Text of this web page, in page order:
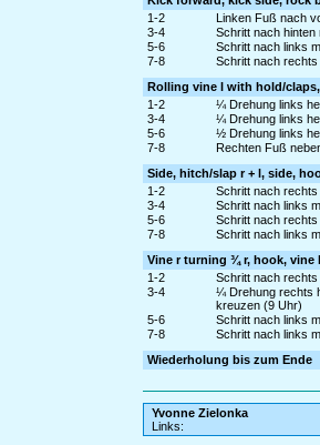
1-2
Linken Fuß nach
3-4
Schritt nach
5-6
Schritt nach links
7-8
Schritt nach
Rolling vine l with hold/
1-2
¼ Drehung links
3-4
¼ Drehung links
5-6
½ Drehung links
7-8
Rechten Fuß
Side, hitch/slap r + l, side,
1-2
Schritt nach
3-4
Schritt nach links
5-6
Schritt nach
7-8
Schritt nach links
Vine r turning ¾ r, hook, vine
1-2
Schritt nach
3-4
¼ Drehung rechts
kreuzen (9 Uhr)
5-6
Schritt nach links
7-8
Schritt nach links
Wiederholung bis zum Ende
Yvonne Zielonka
Links: